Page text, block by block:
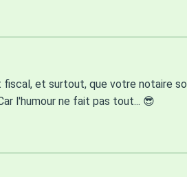
et surtout, que votre notaire
l'humour ne fait pas tout... 😎